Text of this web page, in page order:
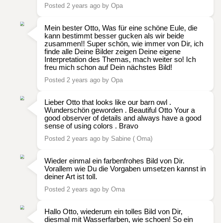
Posted 2 years ago by Opa
Mein bester Otto, Was für eine schöne Eule, die
kann bestimmt besser gucken als wir beide
zusammen!! Super schön, wie immer von Dir, ich
finde alle Deine Bilder zeigen Deine eigene
Interpretation des Themas, mach weiter so! Ich
freu mich schon auf Dein nächstes Bild!
Posted 2 years ago by Opa
Lieber Otto that looks like our barn owl .
Wunderschön geworden . Beautiful Otto Your a
good observer of details and always have a good
sense of using colors . Bravo
Posted 2 years ago by Sabine ( Oma)
Wieder einmal ein farbenfrohes Bild von Dir.
Vorallem wie Du die Vorgaben umsetzen kannst in
deiner Art ist toll.
Posted 2 years ago by Oma
Hallo Otto, wiederum ein tolles Bild von Dir,
diesmal mit Wasserfarben, wie schoen! So ein